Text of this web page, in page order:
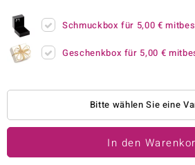
BY DE MELO
Schmuckbox für 5,00 €
Geschenkbox für 5,00 €
Bitte wählen Sie eine
In den